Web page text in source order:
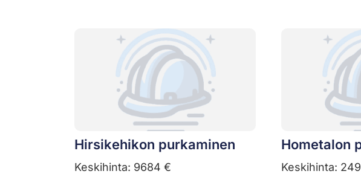
Hirsikehikon purkaminen
Keskihinta: 9684 €
Hometalon
Keskihinta: